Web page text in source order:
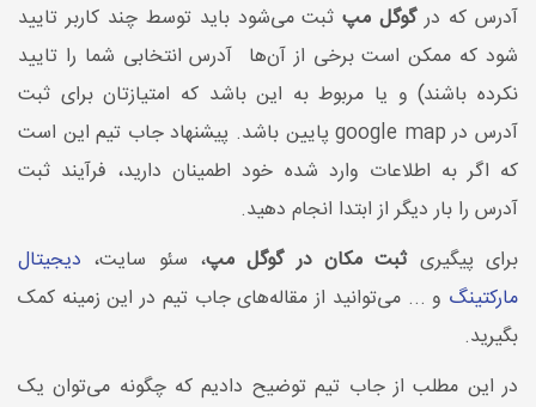
آدرس که درگوگل مپثبت می‌شود باید توسط چند کاربر تایید
شود که ممکن است برخی از آن‌ها آدرس انتخابی شما را تایید
نکرده باشند) و یا مربوط به این باشد که امتیازتان برای ثبت
آدرس در google map پایین باشد. پیشنهاد جاب تیم این است
که اگر به اطلاعات وارد شده خود اطمینان دارید، فرآیند ثبت
آدرس را بار دیگر از ابتدا انجام دهید.
برای پیگیریثبت مکان در گوگل مپ، سئو سایت، دیجیتال
مارکتینگ و ... می‌توانید از مقاله‌های جاب تیم در این زمینه کمک
بگیرید.
در این مطلب از جاب تیم توضیح دادیم که چگونه می‌توان یک